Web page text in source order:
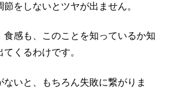
をしないとツヤが出ません。
食感も、このことを知っているか知
くるわけです。
ないと、もちろん失敗に繋がりま